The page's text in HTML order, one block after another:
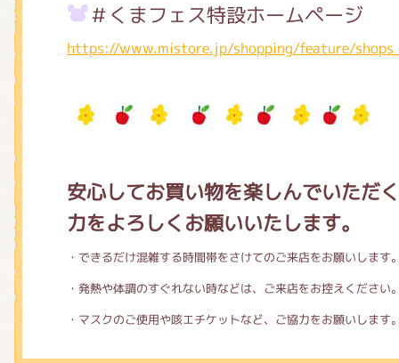
＃くまフェス特設ホームページ
https://www.mistore.jp/shopping/feature/
安心してお買い物を楽しんでいただ
力をよろしくお願いいたします。
・できるだけ混雑する時間帯をさけてのご来店をお願いします
・発熱や体調のすぐれない時などは、ご来店をお控えください
・マスクのご使用や咳エチケットなど、ご協力をお願いします